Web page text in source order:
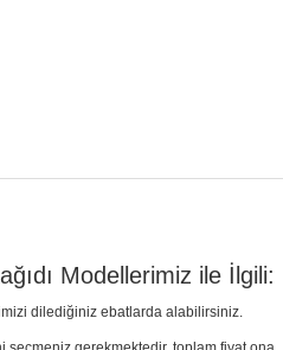
Modellerimiz ile İlgili:
dilediğiniz ebatlarda alabilirsiniz.